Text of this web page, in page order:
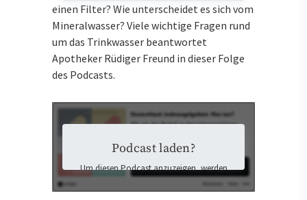
einen Filter? Wie unterscheidet es sich vom
Mineralwasser? Viele wichtige Fragen rund
um das Trinkwasser beantwortet
Apotheker Rüdiger Freund in dieser Folge
des Podcasts.
Podcast laden?
Um diesen Podcast anzuzeigen, werden
Inhalte von Podigee geladen. Dabei
könnten personenbezogene Daten an